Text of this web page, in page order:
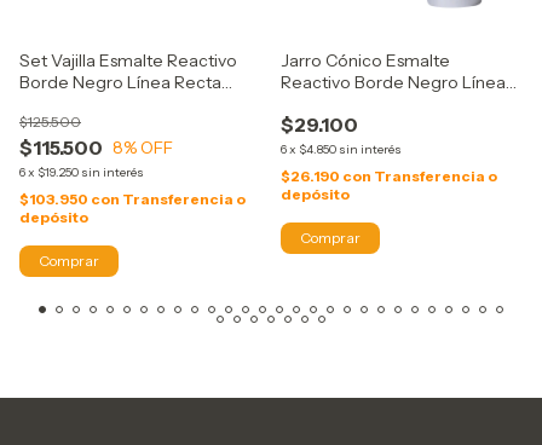
Set Vajilla Esmalte Reactivo
Borde Negro Línea Recta
$115.500
$125.500
8% OFF
6x $19.250 sin interés
$103.950 con Transferencia o
depósito
Comprar
Jarro Cónico Esmalte
Reactivo Borde Negro Línea
$29.100
6x $4.850 sin interés
$26.190 con Transferencia o
depósito
Comprar